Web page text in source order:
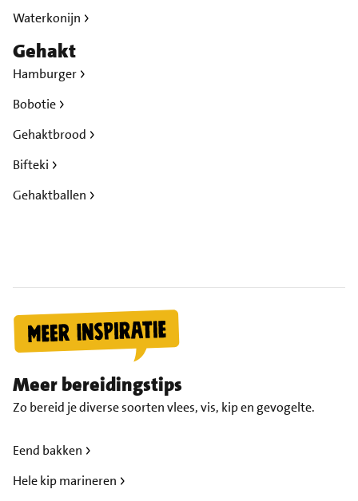
Waterkonijn
Gehakt
Hamburger
Bobotie
Gehaktbrood
Bifteki
Gehaktballen
Meer bereidingstips
Zo bereid je diverse soorten vlees, vis, kip en gevogelte.
Eend bakken
Hele kip marineren